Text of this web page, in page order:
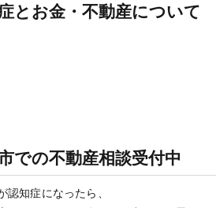
とお金・不動産について
での不動産相談受付中
認知症になったら、